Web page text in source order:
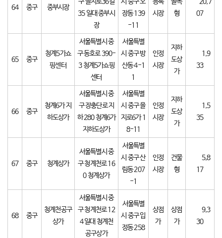
64 중구 중부시장
35 일대 중부시
장
장동 139
-11
시장
형
07
65 중구
청계5가쇼
핑센터
서울특별시 중
구 동호로 390-
3 청계5가쇼핑
센터
서울특별
시 중구 방
산동 4-1
1
인정
시장
지하
도상
가
1,9
33
66 중구
청계6가 지
하도상가
서울특별시 중
구 장충단로 지
하 280 청계6가
지하도상가
서울특별
시 중구 을
지로6가 1
8-11
인정
시장
지하
도상
가
1,5
35
67 중구 청계상가
서울특별시 중
구 청계천로 16
0 청계상가
서울특별
시 중구 산
림동 207
-1
인정
시장
건물
형
5,8
17
68 중구
청계천공구
상가
서울특별시 중
구 청계천로 12
4 일대 청계천
공구상가
서울특별
시 중구 입
정동 258
상점
가
상점
가
9,3
30